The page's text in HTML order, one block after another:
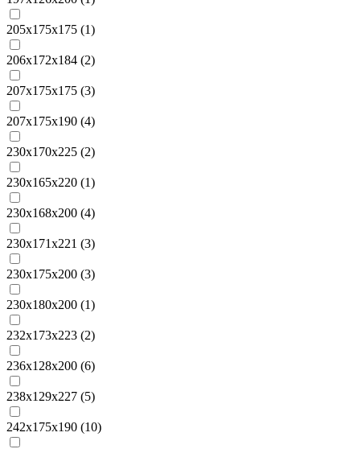
205х175х175 (1)
206х172х184 (2)
207х175х175 (3)
207х175х190 (4)
230x170x225 (2)
230х165х220 (1)
230х168х200 (4)
230х171х221 (3)
230х175х200 (3)
230х180х200 (1)
232х173х223 (2)
236х128х200 (6)
238х129х227 (5)
242x175x190 (10)